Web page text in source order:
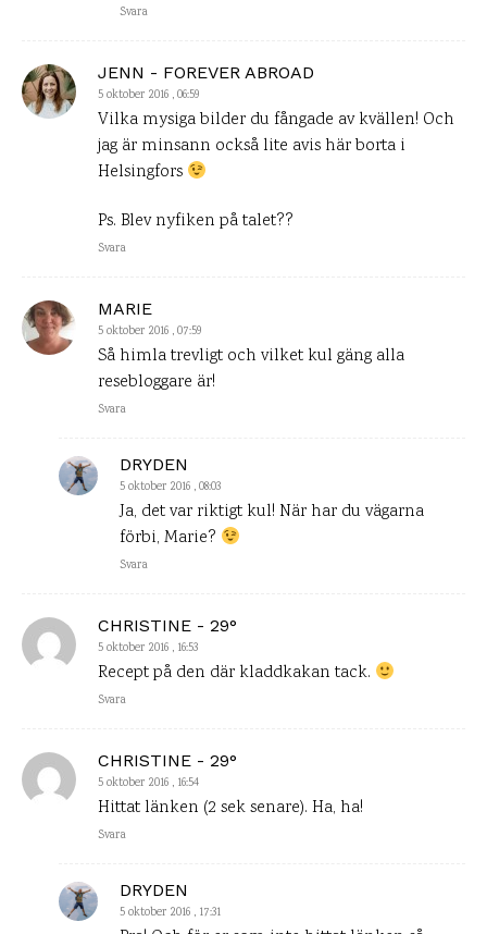
Svara
JENN - FOREVER ABROAD
5 oktober 2016 , 06:59
Vilka mysiga bilder du fångade av kvällen! Och
jag är minsann också lite avis här borta i
Helsingfors
Ps. Blev nyfiken på talet??
Svara
MARIE
5 oktober 2016 , 07:59
Så himla trevligt och vilket kul gäng alla
resebloggare är!
Svara
DRYDEN
5 oktober 2016 , 08:03
Ja, det var riktigt kul! När har du vägarna
förbi, Marie?
Svara
CHRISTINE - 29°
5 oktober 2016 , 16:53
Recept på den där kladdkakan tack.
Svara
CHRISTINE - 29°
5 oktober 2016 , 16:54
Hittat länken (2 sek senare). Ha, ha!
Svara
DRYDEN
5 oktober 2016 , 17:31